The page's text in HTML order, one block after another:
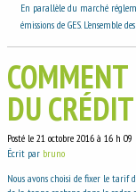
En parallèle du marché
émissions de GES.
DU
Posté le 21 octobre 2016 à 16 h
Écrit par bruno
Nous avons choisi de fixer le tarif